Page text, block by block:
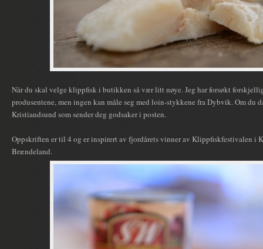
Når du skal velge klippfisk i butikken så vær litt nøye. Jeg har forsøkt
produsentene, men ingen kan måle seg med loin-stykkene fra Dybvik. Om du
Kristiandsund som sender deg godsaker i posten.
Oppskriften er til 4 og er inspirert av fjordårets vinner av Klippfiskfestivalen i
Brændeland.